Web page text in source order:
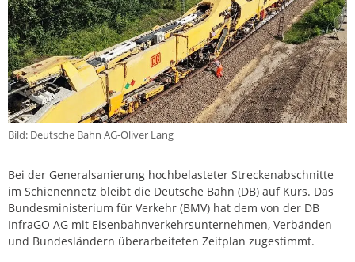
Bild: Deutsche Bahn AG-Oliver Lang
Bei der Generalsanierung hochbelasteter Streckenabschnitte
im Schienennetz bleibt die Deutsche Bahn (DB) auf Kurs. Das
Bundesministerium für Verkehr (BMV) hat dem von der DB
InfraGO AG mit Eisenbahnverkehrsunternehmen, Verbänden
und Bundesländern überarbeiteten Zeitplan zugestimmt.